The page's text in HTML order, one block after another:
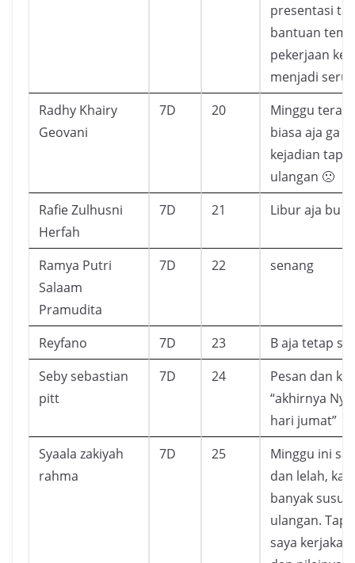
presentasi
bantuan
pekerjaan
menjadi seru.
Radhy Khairy
Geovani
7D 20
Minggu
biasa aja ga
kejadian tapi
ulangan 🙁
Rafie Zulhusni
Herfah
7D 21 Libur aja bu
Ramya Putri
Salaam
Pramudita
7D 22 senang
Reyfano 7D 23
B aja tetap
Seby sebastian
pitt
7D 24
Pesan dan
“akhirnya
hari jumat”
Syaala zakiyah
rahma
7D 25
Minggu ini
dan lelah,
banyak
ulangan. Tapi
saya